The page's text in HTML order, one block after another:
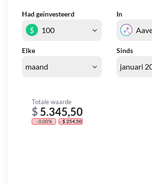
Had geïnvesteerd In
Elke Sinds
$
Totale waarde
$ 5.345,50
- 0,00% - $ 254,50